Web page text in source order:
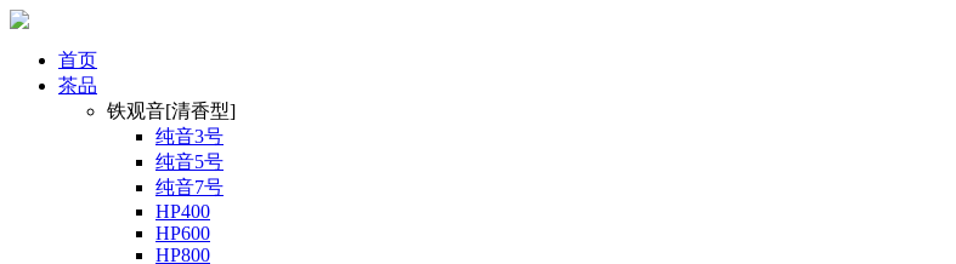
首页
茶品
铁观音[清香型]
纯音3号
纯音5号
纯音7号
HP400
HP600
HP800